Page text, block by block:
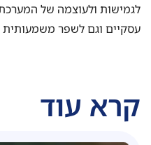
לגמישות ולעוצמה של
עסקיים וגם לשפר משמעותית
קרא עוד